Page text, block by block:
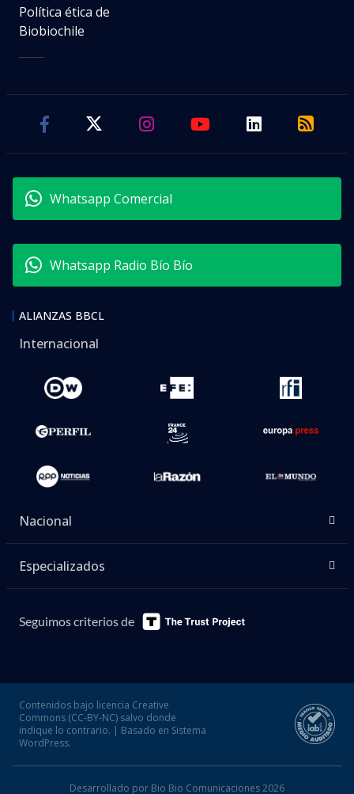
Política ética de
Biobiochile
Whatsapp Comercial
Whatsapp Radio Bío Bío
ALIANZAS BBCL
Internacional
Nacional
Especializados
Seguimos criterios de
Contenidos bajo licencia Creative
Commons (CC-BY-NC) salvo donde
indique lo contrario. | Basado en Sistema
WordPress.
Desarrollado por Bio Bio Comunicaciones 2026